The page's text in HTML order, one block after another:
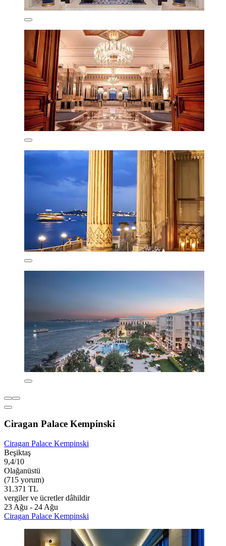
Ciragan Palace Kempinski
Ciragan Palace Kempinski
Beşiktaş
9,4/10
Olağanüstü
(715 yorum)
31.371 TL
vergiler ve ücretler dâhildir
23 Ağu - 24 Ağu
Ciragan Palace Kempinski